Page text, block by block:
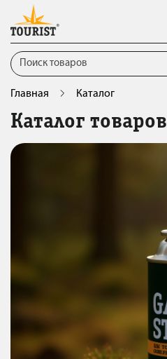
Главная Каталог
Каталог товаров